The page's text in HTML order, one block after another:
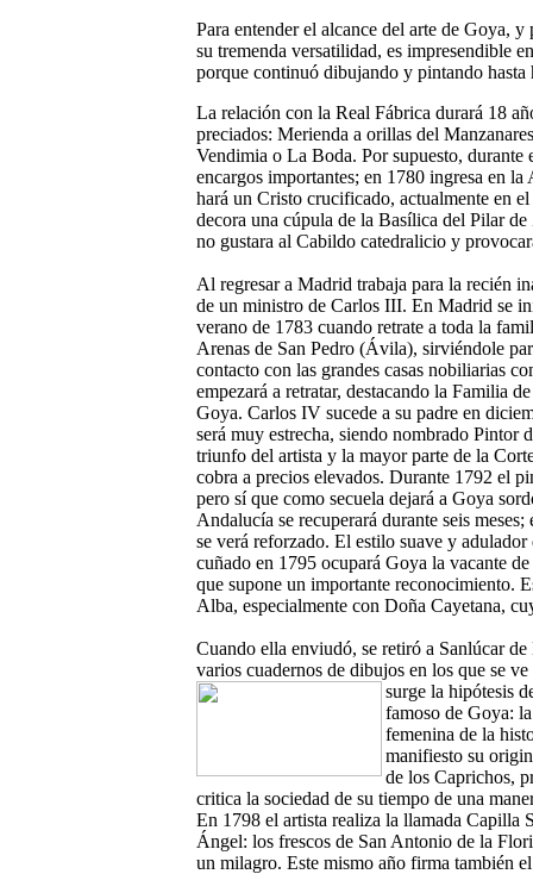
Para entender el alcance del arte de Goya,
su tremenda versatilidad, es impresendible
porque continuó dibujando y pintando hasta
La relación con la Real Fábrica durará 18
preciados: Merienda a orillas del
Vendimia o La Boda. Por supuesto, durante
encargos importantes; en 1780 ingresa en
hará un Cristo crucificado, actualmente en
decora una cúpula de la Basílica del Pilar
no gustara al Cabildo catedralicio y
Al regresar a Madrid trabaja para la recién
de un ministro de Carlos III. En Madrid se
verano de 1783 cuando retrate a toda la
Arenas de San Pedro (Ávila), sirviéndole
contacto con las grandes casas nobiliarias
empezará a retratar, destacando la Familia
Goya. Carlos IV sucede a su padre en
será muy estrecha, siendo nombrado Pintor
triunfo del artista y la mayor parte de la
cobra a precios elevados. Durante 1792 el
pero sí que como secuela dejará a Goya
Andalucía se recuperará durante seis
se verá reforzado. El estilo suave y
cuñado en 1795 ocupará Goya la vacante
que supone un importante reconocimiento.
Alba, especialmente con Doña Cayetana,
Cuando ella enviudó, se retiró a Sanlúcar
varios cuadernos de dibujos en los que se
surge la hipótesis
famoso de Goya:
femenina de la
manifiesto su
de los Caprichos,
critica la sociedad de su tiempo de una
En 1798 el artista realiza la llamada Capilla
Ángel: los frescos de San Antonio de la
un milagro. Este mismo año firma también